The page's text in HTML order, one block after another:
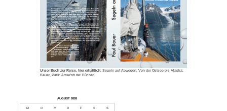
Unser Buch zur Reise, hier erhältlich:Segeln auf Abwegen: Von der Ostsee bis Alaska:
Bauer, Paul: Amazon.de: Bücher
AUGUST 2026
M D M D F S S